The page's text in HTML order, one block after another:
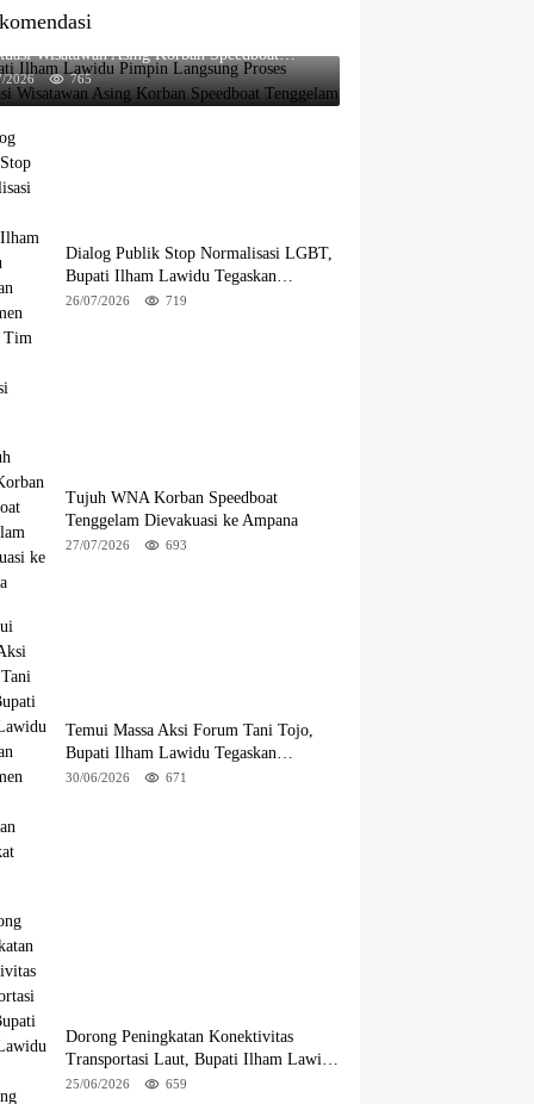
Ilham Lawidu Pimpin Langsung Proses
Wisatawan Asing Korban Speedboat
2026 765
Dialog Publik Stop Normalisasi LGBT,
Bupati Ilham Lawidu Tegaskan
Komitmen Bentuk Tim Khusus Regulasi
26/07/2026 719
Tujuh WNA Korban Speedboat
Tenggelam Dievakuasi ke Ampana
27/07/2026 693
Temui Massa Aksi Forum Tani Tojo,
Bupati Ilham Lawidu Tegaskan
Komitmen Kawal Persoalan Sertifikat
30/06/2026 671
Dorong Peningkatan Konektivitas
Transportasi Laut, Bupati Ilham Lawidu
Tinjau Langsung Rencana Pembangunan
25/06/2026 659